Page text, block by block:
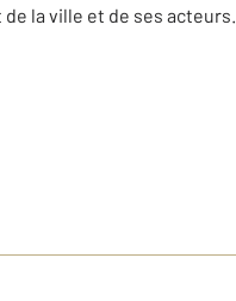
de la ville et de ses acteurs.